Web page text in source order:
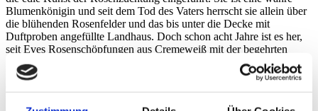
Blumenkönigin und seit dem Tod des Vaters herrscht sie allein über
die blühenden Rosenfelder und das bis unter die Decke mit
Duftproben angefüllte Landhaus. Doch schon acht Jahre ist es her,
seit Eves Rosenschöpfungen aus Cremeweiß mit der begehrten
„Goldenen Rose“ ausgezeichnet wurden und das Geschäft florierte.
Nun ist die internationale Großzüchterei ihres Konkurrenten